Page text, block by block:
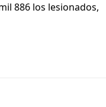
886 los lesionados,